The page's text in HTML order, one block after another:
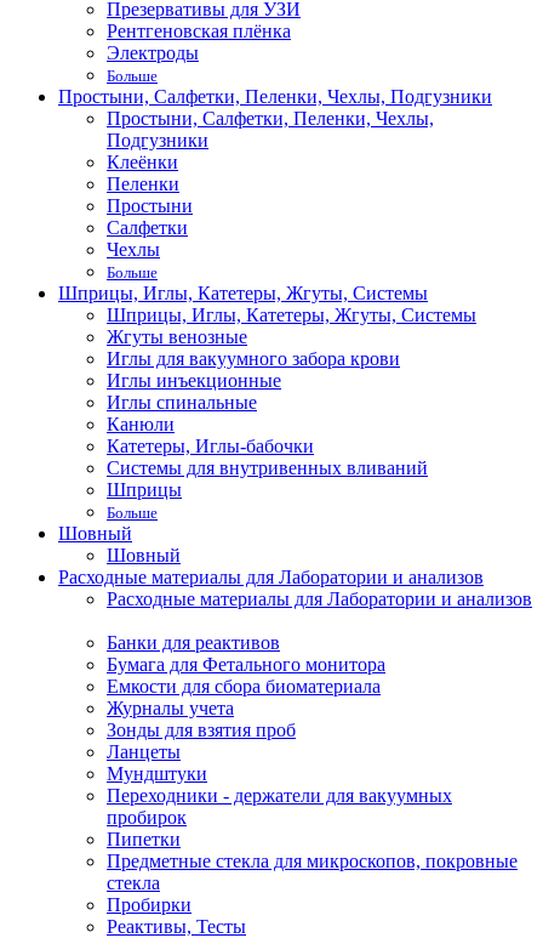
Презервативы для УЗИ
Рентгеновская плёнка
Электроды
Больше
Простыни, Салфетки, Пеленки, Чехлы, Подгузники
Простыни, Салфетки, Пеленки, Чехлы,
Подгузники
Клеёнки
Пеленки
Простыни
Салфетки
Чехлы
Больше
Шприцы, Иглы, Катетеры, Жгуты, Системы
Шприцы, Иглы, Катетеры, Жгуты, Системы
Жгуты венозные
Иглы для вакуумного забора крови
Иглы инъекционные
Иглы спинальные
Канюли
Катетеры, Иглы-бабочки
Системы для внутривенных вливаний
Шприцы
Больше
Шовный
Шовный
Расходные материалы для Лаборатории и анализов
Расходные материалы для Лаборатории и анализов
Банки для реактивов
Бумага для Фетального монитора
Емкости для сбора биоматериала
Журналы учета
Зонды для взятия проб
Ланцеты
Мундштуки
Переходники - держатели для вакуумных
пробирок
Пипетки
Предметные стекла для микроскопов, покровные
стекла
Пробирки
Реактивы, Тесты